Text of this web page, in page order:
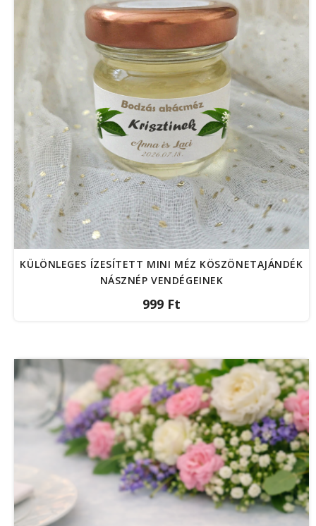
KÜLÖNLEGES ÍZESÍTETT MINI MÉZ KÖSZÖNETAJÁNDÉK
NÁSZNÉP VENDÉGEINEK
999 Ft